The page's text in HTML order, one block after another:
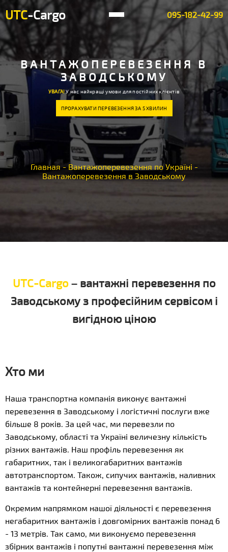
UTC-Cargo 095-182-42-99
ВАНТАЖОПЕРЕВЕЗЕННЯ В
ЗАВОДСЬКОМУ
УВАГА!У нас найкращі умови для постійних клієнтів
ПРОРАХУВАТИ ПЕРЕВЕЗЕННЯ ЗА 5 ХВИЛИН
Главная - Вантажоперевезення по Україні -
Вантажоперевезення в Заводському
UTC-Cargo– вантажні перевезення по
Заводському з професійним сервісом і
вигідною ціною
Хто ми
Наша транспортна компанія виконує вантажні
перевезення в Заводському і логістичні послуги вже
більше 8 років. За цей час, ми перевезли по
Заводському, області та Україні величезну кількість
різних вантажів. Наш профіль перевезення як
габаритних, так і великогабаритних вантажів
автотранспортом. Також, сипучих вантажів, наливних
вантажів та контейнерні перевезення вантажів.
Окремим напрямком нашої діяльності є перевезення
негабаритних вантажів і довгомірних вантажів понад 6
- 13 метрів. Так само, ми виконуємо перевезення
збірних вантажів і попутні вантажні перевезення між